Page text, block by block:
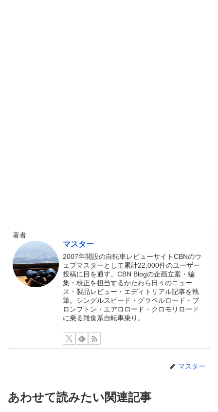
著者
マスター
2007年開設の自転車レビューサイトCBNのウ
ェブマスターとして累計22,000件のユーザー
投稿に目を通す。CBN Blogの企画立案・編
集・校正を担当するかたわら日々のニュー
ス・製品レビュー・エディトリアル記事を執
筆。シングルスピード・グラベルロード・ブ
ロンプトン・エアロロード・クロモリロード
に乗る雑食系自転車乗り。
マスター
あわせて読みたい関連記事